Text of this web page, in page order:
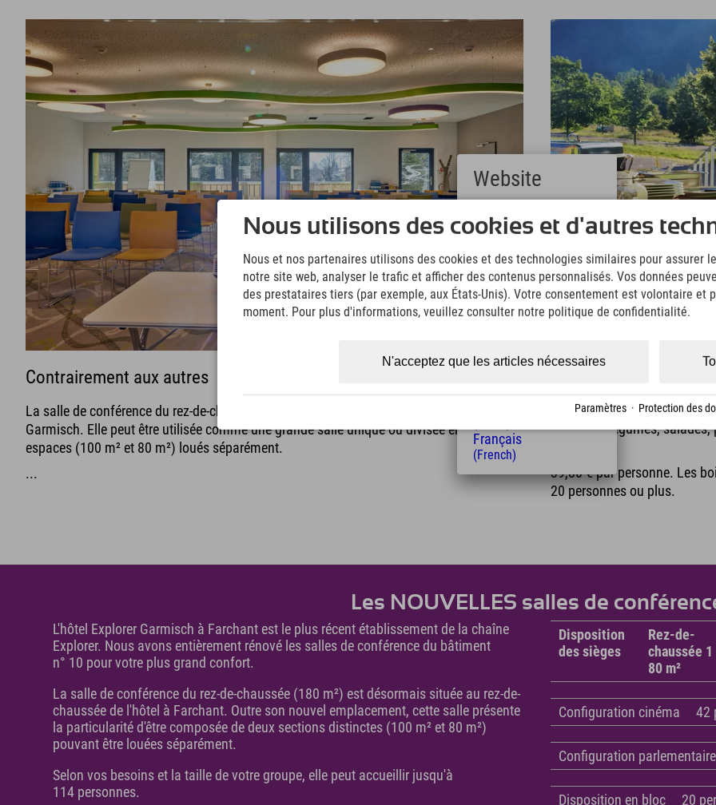
Contrairement aux autres
La salle de conférence du rez-de-chaussée se situe au rez-de-chaussée de l'hôtel Explorer
Garmisch. Elle peut être utilisée comme une grande salle unique ou divisée en deux
espaces (100 m² et 80 m²) loués séparément.
...
Savourez un délicieux
marinées, légumes,
39,80 € par personne. Les
20 personnes ou plus.
Les NOUVELLES salles de
L'hôtel Explorer Garmisch à Farchant est le plus récent établissement de la chaîne
Explorer. Nous avons entièrement rénové les salles de conférence du bâtiment
n° 10 pour votre plus grand confort.
La salle de conférence du rez-de-chaussée (180 m²) est désormais située au rez-de-
chaussée de l'hôtel à Farchant. Outre son nouvel emplacement, cette salle présente
la particularité d'être composée de deux sections distinctes (100 m² et 80 m²)
pouvant être louées séparément.
Selon vos besoins et la taille de votre groupe, elle peut accueillir jusqu'à
114 personnes.
Disposition
des sièges
Rez-de-
chaussée 1
80 m²
Configuration cinéma 42
Configuration parlementaire
Disposition en bloc 20
Nous utilisons des cookies et d'autres
Nous et nos partenaires utilisons des cookies et des technologies similaires pour assurer
notre site web, analyser le trafic et afficher des contenus personnalisés. Vos données
des prestataires tiers (par exemple, aux États-Unis). Votre consentement est volontaire et
moment. Pour plus d'informations, veuillez consulter notre politique de confidentialité.
N'acceptez que les articles nécessaires
Paramètres · Protection des
Website
Deutsch
(German)
(English)
Italiano
(Italian)
Čeština
(Polish)
(Hungarian)
Français
(French)